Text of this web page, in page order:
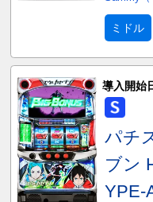
ミドル
導入開始
パチ
ブン
YPE-